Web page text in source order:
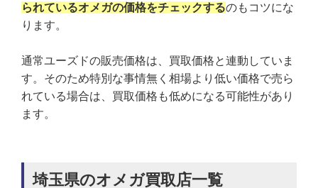
られているオメガの価格をチェックするのもコツにな
ります。
通常ユーズドの販売価格は、買取価格と連動していま
す。そのため特別な事情無く相場より低い価格で売ら
れている場合は、買取価格も低めになる可能性があり
ます。
埼玉県のオメガ買取店一覧